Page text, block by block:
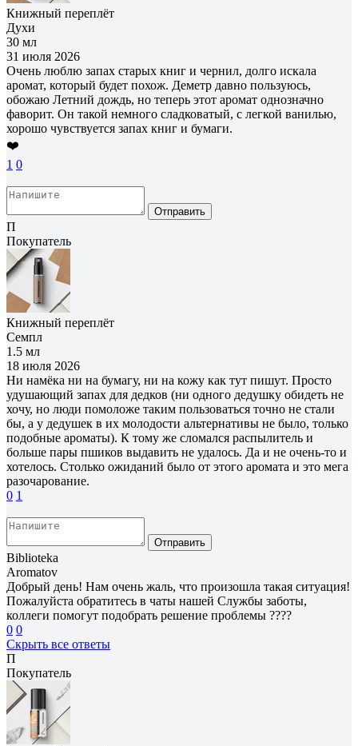
Книжный переплёт
Духи
30 мл
31 июля 2026
Очень люблю запах старых книг и чернил, долго искала
аромат, который будет похож. Деметр давно пользуюсь,
обожаю Летний дождь, но теперь этот аромат однозначно
фаворит. Он такой немного сладковатый, с легкой ванилью,
хорошо чувствуется запах книг и бумаги.
❤️
1 0
Отправить
П
Покупатель
Книжный переплёт
Семпл
1.5 мл
18 июля 2026
Ни намёка ни на бумагу, ни на кожу как тут пишут. Просто
удушающий запах для дедков (ни одного дедушку обидеть не
хочу, но люди помоложе таким пользоваться точно не стали
бы, а у дедушек в их молодости альтернативы не было, только
подобные ароматы). К тому же сломался распылитель и
больше пары пшиков выдавить не удалось. Да и не очень-то и
хотелось. Столько ожиданий было от этого аромата и это мега
разочарование.
0 1
Отправить
Biblioteka
Aromatov
Добрый день! Нам очень жаль, что произошла такая ситуация!
Пожалуйста обратитесь в чаты нашей Службы заботы,
коллеги помогут подобрать решение проблемы ????
0 0
Скрыть все ответы
П
Покупатель